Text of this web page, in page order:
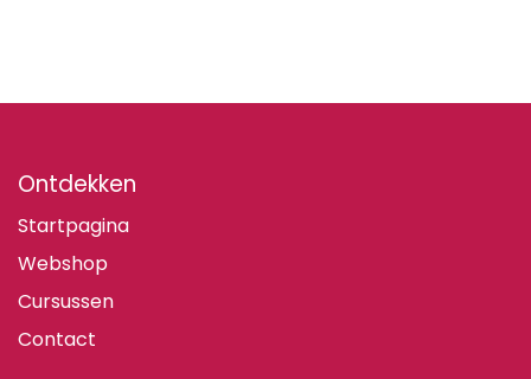
Ontdekken
Startpagina
Webshop
Cursussen
Contact